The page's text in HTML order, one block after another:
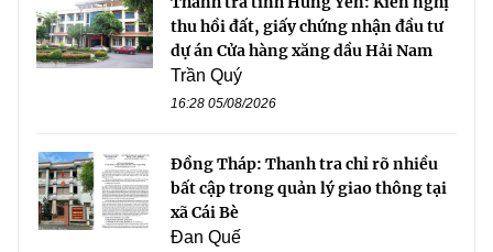
thu hồi đất, giấy chứng nhận đầu tư
dự án Cửa hàng xăng dầu Hải Nam
Trần Quý
16:28 05/08/2026
Đồng Tháp: Thanh tra chỉ rõ nhiều
bất cập trong quản lý giao thông tại
xã Cái Bè
Đan Quế